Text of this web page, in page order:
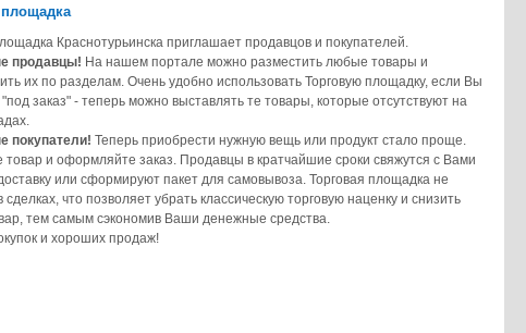
Краснотурьинска приглашает продавцов и покупателей.
продавцы! На нашем портале можно разместить любые товары и
их по разделам. Очень удобно использовать Торговую площадку, если Вы
заказ" - теперь можно выставлять те товары, которые отсутствуют на
покупатели! Теперь приобрести нужную вещь или продукт стало проще.
товар и оформляйте заказ. Продавцы в кратчайшие сроки свяжутся с Вами
или сформируют пакет для самовывоза. Торговая площадка не
сделках, что позволяет убрать классическую торговую наценку и снизить
тем самым сэкономив Ваши денежные средства.
и хороших продаж!